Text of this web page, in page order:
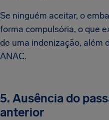
Se ninguém aceitar, o
forma compulsória, o que
de uma indenização, além
ANAC.
5. Ausência do
anterior